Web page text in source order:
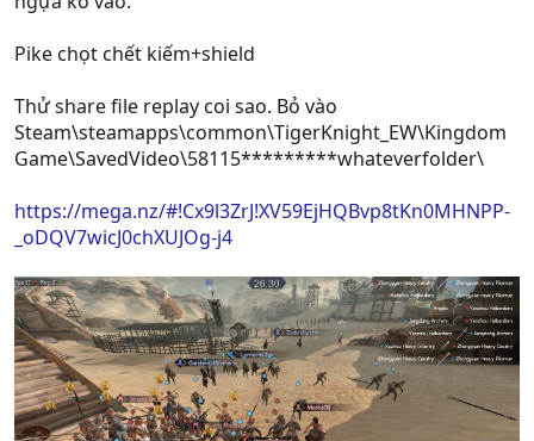
Pike chọt chết kiếm+shield
Thử share file replay coi sao. Bỏ vào
Steam\steamapps\common\TigerKnight_EW\Kingdom
Game\SavedVideo\58115*********whateverfolder\
https://mega.nz/#!Cx9l3ZrJ!XV59EjHQBvp8tKn0MHNPP-
_oDQV7wicJ0chXUJOg-j4